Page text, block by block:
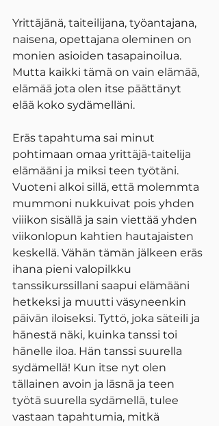
Yrittäjänä, taiteilijana, työantajana,
naisena, opettajana oleminen on
monien asioiden tasapainoilua.
Mutta kaikki tämä on vain elämää,
elämää jota olen itse päättänyt
elää koko sydämelläni.
Eräs tapahtuma sai minut
pohtimaan omaa yrittäjä-taitelija
elämääni ja miksi teen työtäni.
Vuoteni alkoi sillä, että molemmta
mummoni nukkuivat pois yhden
viiikon sisällä ja sain viettää yhden
viikonlopun kahtien hautajaisten
keskellä. Vähän tämän jälkeen eräs
ihana pieni valopilkku
tanssikurssillani saapui elämääni
hetkeksi ja muutti väsyneenkin
päivän iloiseksi. Tyttö, joka säteili ja
hänestä näki, kuinka tanssi toi
hänelle iloa. Hän tanssi suurella
sydämellä! Kun itse nyt olen
tällainen avoin ja läsnä ja teen
työtä suurella sydämellä, tulee
vastaan tapahtumia, mitkä